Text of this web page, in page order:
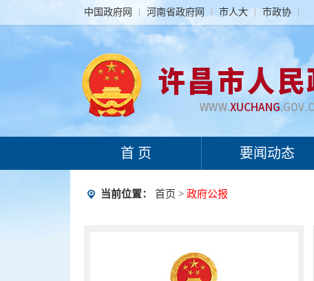
中国政府网 河南省政府网 市人大 市政协
首 页 要闻动态
当前位置： 首页 > 政府公报